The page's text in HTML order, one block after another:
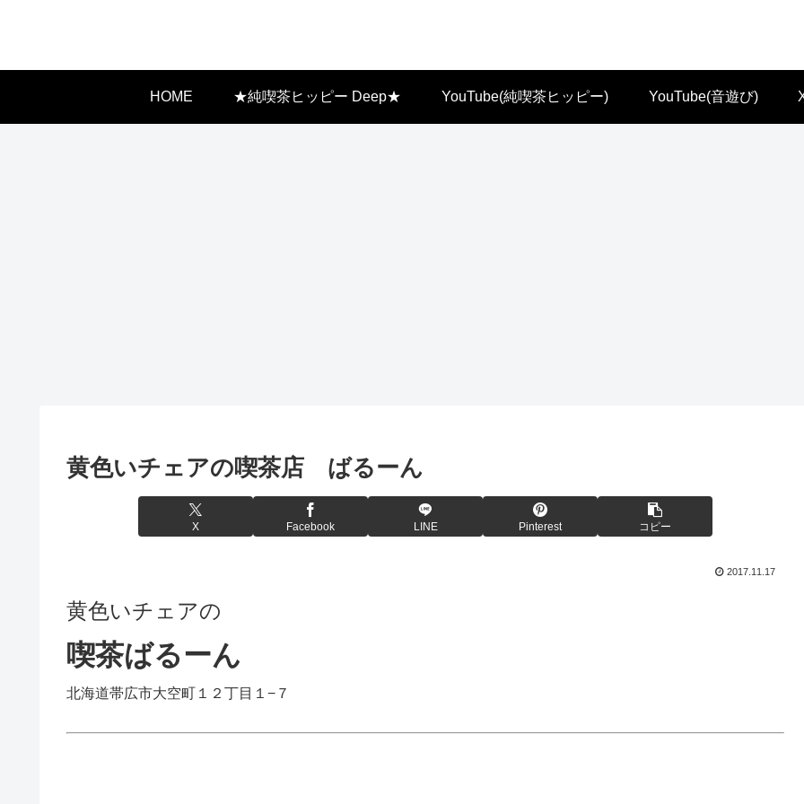
HOME ★純喫茶ヒッピー Deep★ YouTube(純喫茶ヒッピー) YouTube(音遊び)
黄色いチェアの喫茶店 ばるーん
X Facebook LINE Pinterest コピー
2017.11.17
黄色いチェアの
喫茶ばるーん
北海道帯広市大空町１２丁目１−７